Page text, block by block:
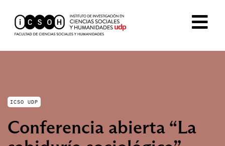
ICSO UDP
Conferencia abierta “La